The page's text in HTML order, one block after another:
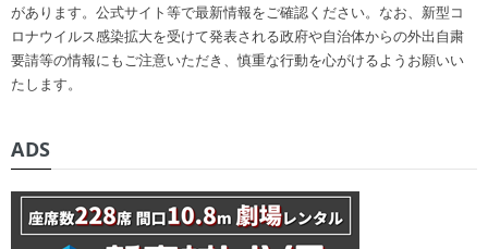
があります。公式サイト等で最新情報をご確認ください。なお、新型コ
ロナウイルス感染拡大を受けて発表される政府や自治体からの外出自粛
要請等の情報にもご注意いただき、慎重な行動を心がけるようお願いい
たします。
ADS